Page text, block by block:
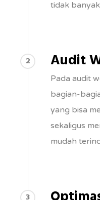
tidak
2 Audit
Pada audit
bagian-
yang bisa
sekaligus
mudah